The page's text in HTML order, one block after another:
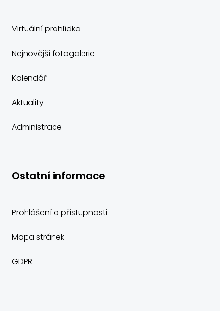
Virtuální prohlídka
Nejnovější fotogalerie
Kalendář
Aktuality
Administrace
Ostatní informace
Prohlášení o přístupnosti
Mapa stránek
GDPR